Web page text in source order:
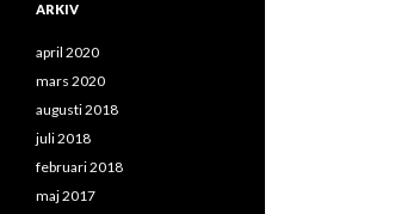
ARKIV
april 2020
mars 2020
augusti 2018
juli 2018
februari 2018
maj 2017